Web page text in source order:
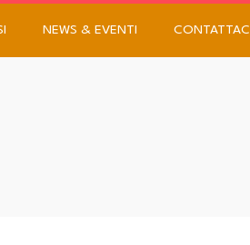
NEWS & EVENTI CONTATTACI